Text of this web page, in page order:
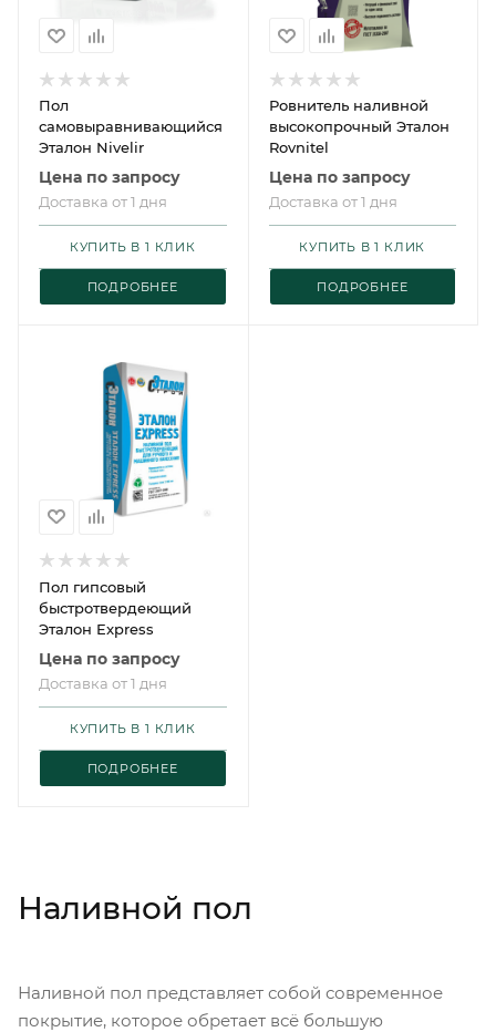
Пол
самовыравнивающийся
Эталон Nivelir
Цена по запросу
Доставка от 1 дня
ПОДРОБНЕЕ
КУПИТЬ В 1 КЛИК
Ровнитель наливной
высокопрочный Эталон
Rovnitel
Цена по запросу
Доставка от 1 дня
ПОДРОБНЕЕ
КУПИТЬ В 1 КЛИК
Пол гипсовый
быстротвердеющий
Эталон Express
Цена по запросу
Доставка от 1 дня
ПОДРОБНЕЕ
КУПИТЬ В 1 КЛИК
Наливной пол
Наливной пол представляет собой современное
покрытие, которое обретает всё большую